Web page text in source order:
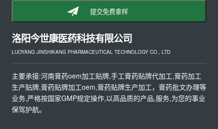
提交免费拿样
洛阳今世康医药科技有限公司
LUOYANG JINSHIKANG PHARMACEUTICAL TECHNOLOGY CO., LTD
主要承接:河南膏药oem加工贴牌,手工膏药贴牌代加工,膏药加工
生产贴牌,膏药贴牌加工oem,膏药贴牌生产加工，膏药批文办理等
业务,严格按国家GMP规定操作,以高品质的产品,服务,为您的事业
保驾护航。